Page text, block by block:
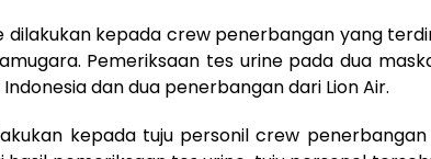
dilakukan kepada crew penerbangan yang
Pemeriksaan tes urine pada dua
dan dua penerbangan dari Lion Air.
kepada tuju personil crew